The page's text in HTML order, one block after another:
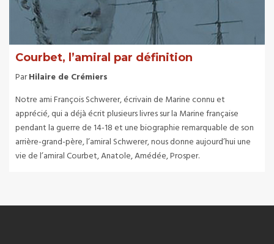
Courbet, l’amiral par définition
ParHilaire de Crémiers
Notre ami François Schwerer, écrivain de Marine connu et
apprécié, qui a déjà écrit plusieurs livres sur la Marine française
pendant la guerre de 14-18 et une biographie remarquable de son
arrière-grand-père, l’amiral Schwerer, nous donne aujourd’hui une
vie de l’amiral Courbet, Anatole, Amédée, Prosper.